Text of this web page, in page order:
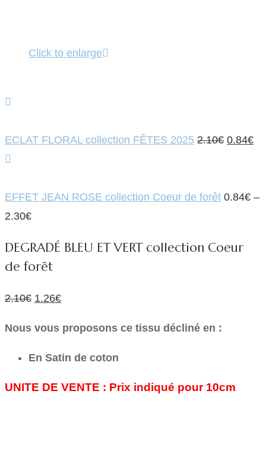
Click to enlarge
ECLAT FLORAL collection FÊTES 2025 2.10€ Le
était :
0.84€Le
EFFET JEAN ROSE collection Coeur de forêt 0.84€ –
2.30€
DEGRADÉ BLEU ET VERT collection Coeur
de forêt
2.10€ Le
initial
était :
1.26€Le
actuel
est :
Nous vous proposons ce tissu décliné en :
En Satin de coton
UNITE DE VENTE : Prix indiqué pour 10cm